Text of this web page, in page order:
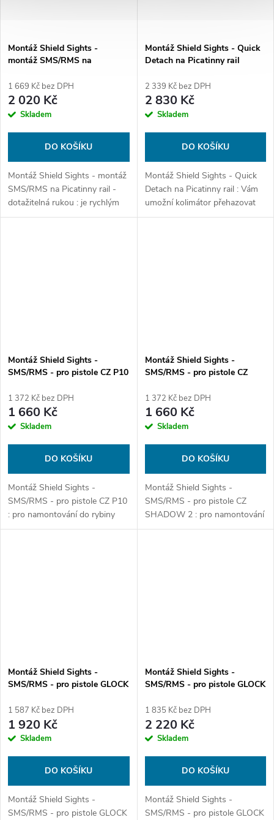
Montáž Shield Sights -
montáž SMS/RMS na
rukou
1 669 Kč bez DPH
2 020 Kč
Skladem
DO KOŠÍKU
Montáž Shield Sights - montáž
SMS/RMS na Picatinny rail -
dotažitelná rukou : je rychlým
pomocníkem. Přesto
Montáž Shield Sights - Quick
Detach na Picatinny rail
2 339 Kč bez DPH
2 830 Kč
Skladem
DO KOŠÍKU
Montáž Shield Sights - Quick
Detach na Picatinny rail : Vám
umožní kolimátor přehazovat
mezi zbraněmi a odnímat a
Montáž Shield Sights -
SMS/RMS - pro pistole CZ P10
1 372 Kč bez DPH
1 660 Kč
Skladem
DO KOŠÍKU
Montáž Shield Sights -
SMS/RMS - pro pistole CZ P10
: pro namontování do rybiny
Dovetail s nejnižším možným
Montáž Shield Sights -
SMS/RMS - pro pistole CZ
Profile
1 372 Kč bez DPH
1 660 Kč
Skladem
DO KOŠÍKU
Montáž Shield Sights -
SMS/RMS - pro pistole CZ
SHADOW 2 : pro namontování
do rybiny Dovetail s nejnižším
Montáž Shield Sights -
SMS/RMS - pro pistole GLOCK
1 587 Kč bez DPH
1 920 Kč
Skladem
DO KOŠÍKU
Montáž Shield Sights -
SMS/RMS - pro pistole GLOCK
Montáž Shield Sights -
SMS/RMS - pro pistole GLOCK
1 835 Kč bez DPH
2 220 Kč
Skladem
DO KOŠÍKU
Montáž Shield Sights -
SMS/RMS - pro pistole GLOCK